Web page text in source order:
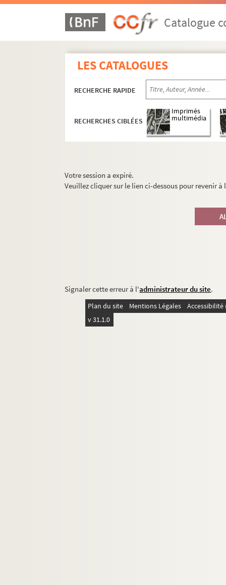
Catalogue
LES CATALOGUES
RECHERCHE RAPIDE
RECHERCHES CIBLÉES
Imprimés
multimédia
Votre session a expiré.
Veuillez cliquer sur le lien ci-dessous pour revenir
Signaler cette erreur à l'administrateur du site.
Plan du site Mentions Légales
v 31.1.0